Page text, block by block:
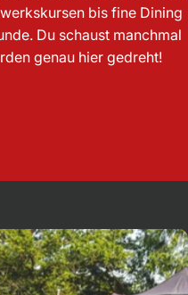
bis fine Dining
Du schaust manchmal
genau hier gedreht!